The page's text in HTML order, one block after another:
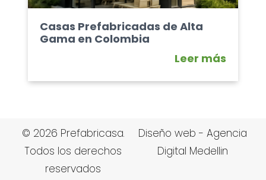
Casas Prefabricadas de Alta
Gama en Colombia
Leer más
© 2026 Prefabricasa.
Todos los derechos
reservados
Diseño web - Agencia
Digital Medellin